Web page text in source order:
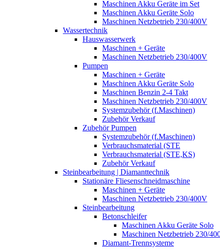
Maschinen Akku Geräte im Set
Maschinen Akku Geräte Solo
Maschinen Netzbetrieb 230/400V
Wassertechnik
Hauswasserwerk
Maschinen + Geräte
Maschinen Netzbetrieb 230/400V
Pumpen
Maschinen + Geräte
Maschinen Akku Geräte Solo
Maschinen Benzin 2-4 Takt
Maschinen Netzbetrieb 230/400V
Systemzubehör (f.Maschinen)
Zubehör Verkauf
Zubehör Pumpen
Systemzubehör (f.Maschinen)
Verbrauchsmaterial (STE
Verbrauchsmaterial (STE,KS)
Zubehör Verkauf
Steinbearbeitung | Diamanttechnik
Stationäre Fliesenschneidmaschine
Maschinen + Geräte
Maschinen Netzbetrieb 230/400V
Steinbearbeitung
Betonschleifer
Maschinen Akku Geräte Solo
Maschinen Netzbetrieb 230/
Diamant-Trennsysteme